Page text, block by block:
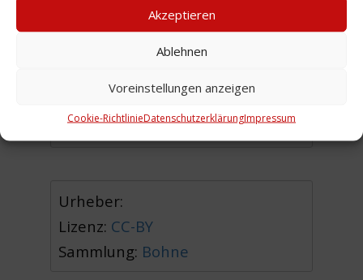
Akzeptieren
Ablehnen
Voreinstellungen anzeigen
Cookie-RichtlinieDatenschutzerklärungImpressum
wurde in Den Haag/Holland
aufgenommen, wo Dorothea
Arztfamilie Dr. Rombauds als
Kindermädchen "in Stellung" war.
Urheber:
Lizenz: CC-BY
Sammlung: Bohne